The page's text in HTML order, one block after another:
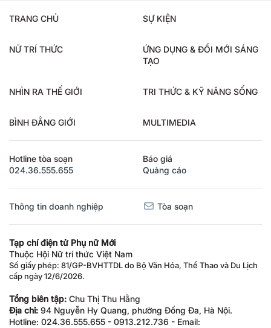
TRANG CHỦ SỰ KIỆN
NỮ TRÍ THỨC
ỨNG DỤNG & ĐỔI MỚI SÁNG
TẠO
NHÌN RA THẾ GIỚI TRI THỨC & KỸ NĂNG SỐNG
BÌNH ĐẲNG GIỚI MULTIMEDIA
Hotline tòa soạn
024.36.555.655
Báo giá
Quảng cáo
Thông tin doanh nghiệp Tòa soạn
Tạp chí điện tử Phụ nữ Mới
Thuộc Hội Nữ trí thức Việt Nam
Số giấy phép: 81/GP-BVHTTDL do Bộ Văn Hóa, Thể Thao và Du Lịch
cấp ngày 12/6/2026.
Tổng biên tập: Chu Thị Thu Hằng
Địa chỉ: 94 Nguyễn Hy Quang, phường Đống Đa, Hà Nội.
Hotline: 024.36.555.655 - 0913.212.736 - Email: